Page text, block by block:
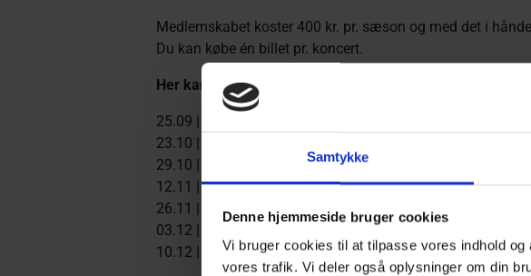
Samtykke
Denne hjemmeside bruger cookies
Vi bruger cookies til at tilpasse vores indhold
vores trafik. Vi deler også oplysninger om din
Medlemskabet koster 400 kr. pr. sæson og med det i
Du kan købe én billet pr. koncert.
Her kan du se hvilke koncerter, der er med i efterårs-
25.09 |
23.10 |
29.10 |
The Mukherjee Development
12.11 |Michelle Birkballe med band
26.11 |
Beinir (FO)
03.12 |
Mike Andersen med band
10.12 |
Julekoncert med Monique